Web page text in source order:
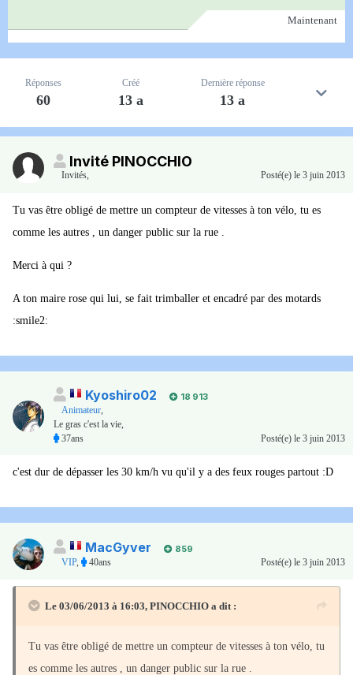
Maintenant
Réponses
60
Créé
13 a
Dernière réponse
13 a
Invité PINOCCHIO
Invités Posté(e) le 3 juin 2013
Tu vas être obligé de mettre un compteur de vitesses à ton vélo, tu es
comme les autres , un danger public sur la rue .
Merci à qui ?
A ton maire rose qui lui, se fait trimballer et encadré par des motards
:smile2:
Kyoshiro02
18 913
Animateur
Le gras c'est la vie,
37ans
Posté(e) le 3 juin 2013
c'est dur de dépasser les 30 km/h vu qu'il y a des feux rouges partout :D
MacGyver
859
VIP, 40ans Posté(e) le 3 juin 2013
Le 03/06/2013 à 16:03, PINOCCHIO a dit :
Tu vas être obligé de mettre un compteur de vitesses à ton vélo, tu
es comme les autres , un danger public sur la rue .